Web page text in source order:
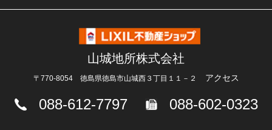
山城地所株式会社
〒770-8054 徳島県徳島市山城西３丁目１１－２ アクセス
088-612-7797 088-602-0323